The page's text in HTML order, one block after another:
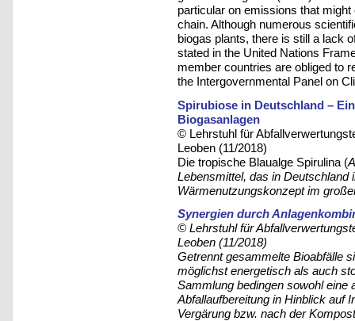
particular on emissions that
chain. Although numerous
biogas plants, there is still a lack
stated in the United Nations
member countries are obliged to
the Intergovernmental Panel on
Spirubiose in Deutschland –
Biogasanlagen
© Lehrstuhl für
Leoben (11/2018)
Die tropische Blaualge Spirulina (
Lebensmittel, das in Deutschland
Wärmenutzungskonzept im
Synergien durch
© Lehrstuhl für
Leoben (11/2018)
Getrennt gesammelte Bioabfälle
möglichst energetisch als auch
Sammlung bedingen sowohl eine
Abfallaufbereitung in Hinblick auf
Vergärung bzw. nach der